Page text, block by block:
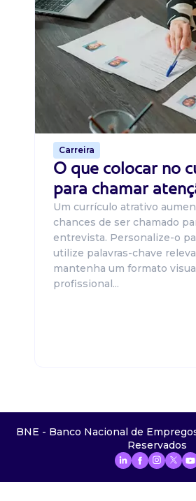
Carreira
O que colocar no
para chamar
Um currículo atrativo
chances de ser chamado
entrevista. Personalize-o
utilize palavras-chave
mantenha um formato
profissional...
BNE - Banco Nacional de
Reservados